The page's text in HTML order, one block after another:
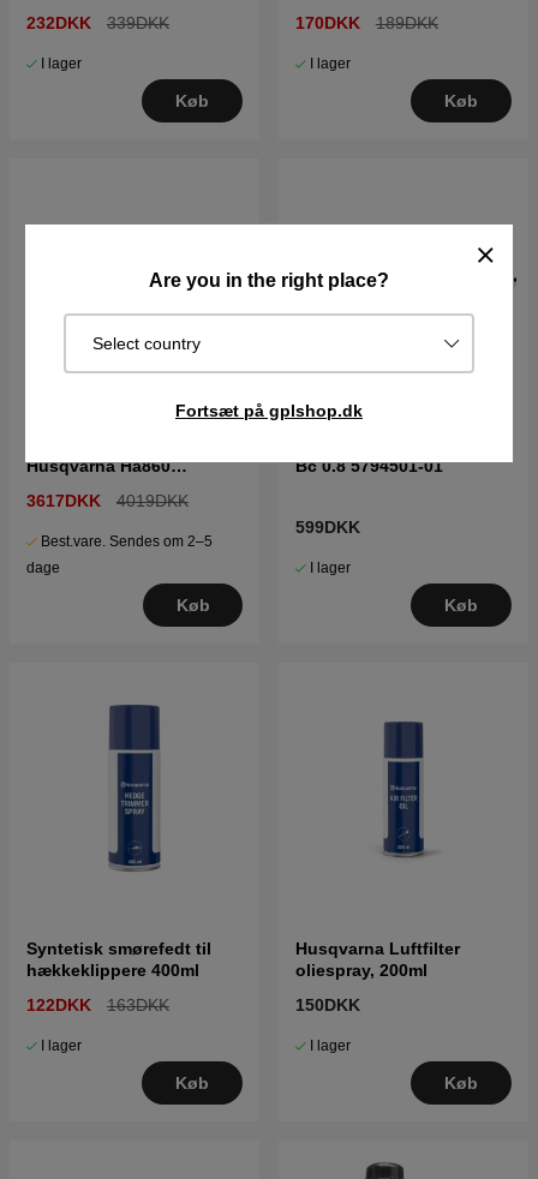
Are you in the right place?
Select country
Fortsæt på gplshop.dk
232DKK 339DKK
I lager
Køb
170DKK
189DKK
I lager
Køb
Husqvarna Ha860
3617DKK 4019DKK
Best.vare. Sendes om 2–5
dage
Køb
Bc 0.8 5794501-01
599DKK
I lager
Køb
Syntetisk smørefedt til
hækkeklippere 400ml
122DKK
163DKK
I lager
Køb
Husqvarna Luftfilter
oliespray, 200ml
150DKK
I lager
Køb